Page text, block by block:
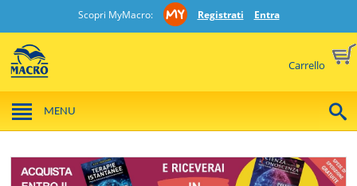
Scopri MyMacro: Registrati Entra
Carrello
MENU